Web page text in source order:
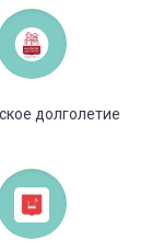
долголетие